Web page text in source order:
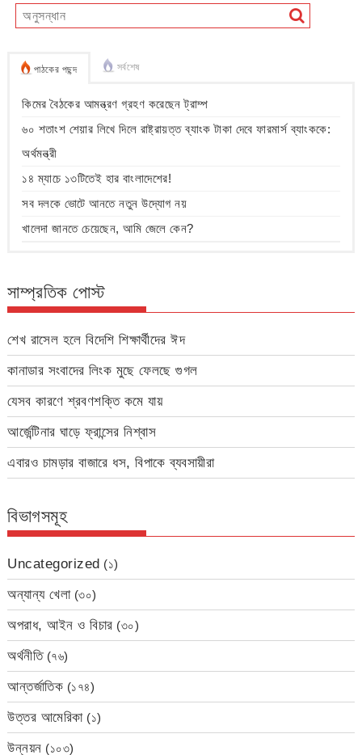
পাঠকের পছন্দ সর্বশেষ
কিমের বৈঠকের আমন্ত্রণ গ্রহণ করেছেন ট্রাম্প
৬০ শতাংশ শেয়ার লিখে দিলে রাষ্ট্রায়ত্ত ব্যাংক টাকা দেবে ফারমার্স ব্যাংককে:
অর্থমন্ত্রী
১৪ ম্যাচে ১৩টিতেই হার বাংলাদেশের!
সব দলকে ভোটে আনতে নতুন উদ্যোগ নয়
খালেদা জানতে চেয়েছেন, আমি জেলে কেন?
সাম্প্রতিক পোস্ট
শেখ রাসেল হলে বিদেশি শিক্ষার্থীদের ঈদ
কানাডার সংবাদের লিংক মুছে ফেলছে গুগল
যেসব কারণে শ্রবণশক্তি কমে যায়
আর্জেন্টিনার ঘাড়ে ফ্রান্সের নিশ্বাস
এবারও চামড়ার বাজারে ধস, বিপাকে ব্যবসায়ীরা
বিভাগসমূহ
Uncategorized (১)
অন্যান্য খেলা(৩০)
অপরাধ, আইন ও বিচার (৩০)
অর্থনীতি(৭৬)
আন্তর্জাতিক (১৭৪)
উত্তর আমেরিকা(১)
উন্নয়ন (১০৩)